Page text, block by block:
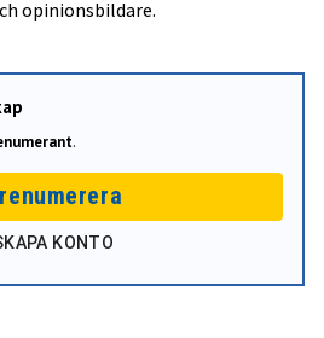
opinionsbildare.
.
KONTO